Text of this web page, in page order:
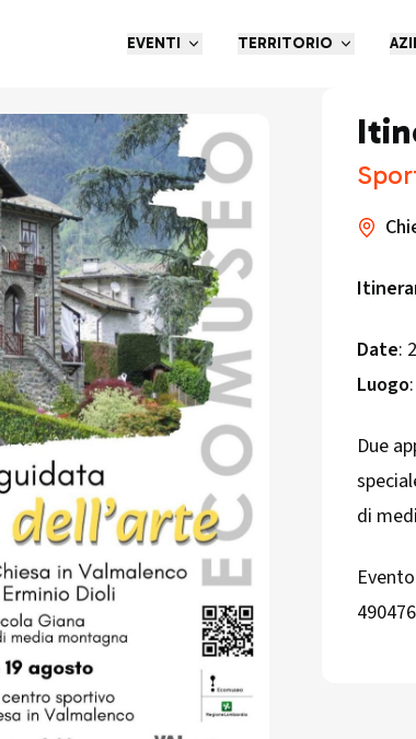
EVENTI TERRITORIO
Date:
Luogo
Due
di